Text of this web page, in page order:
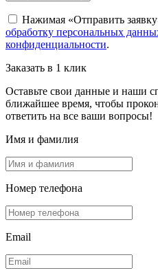
Нажимая «Отправить
обработку персональных
конфиденциальности.
Заказать в 1 клик
Оставьте свои данные и наши
ближайшее время, чтобы
ответить на все ваши вопросы!
Имя и фамилия
Номер телефона
Email